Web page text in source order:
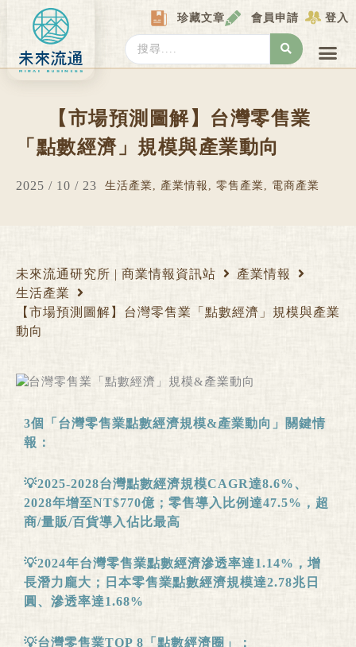
content
珍藏文章 會員申請 登入
Search
...
【市場預測圖解】台灣零售業
「點數經濟」規模與產業動向
2025 / 10 / 23 生活產業, 產業情報 , 零售產業, 電商產業
未來流通研究所 | 商業情報資訊站
產業情報
生活產業
【市場預測圖解】台灣零售業「點數經濟」規模與產業
動向
3個「台灣零售業點數經濟規模&產業動向」關鍵情
報：
💡2025-2028台灣點數經濟規模CAGR達8.6%、
2028年增至NT$770億；零售導入比例達47.5% ，超
商/量販/百貨導入佔比最高
💡2024年台灣零售業點數經濟滲透率達1.14% ，增
長潛力龐大；日本零售業點數經濟規模達2.78兆日
圓、滲透率達1.68%
💡台灣零售業TOP 8 「點數經濟圈」：